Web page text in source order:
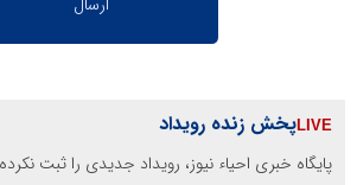
پخش زنده رویداد
پایگاه خبری احیاء نیوز، رویداد جدیدی را ثبت